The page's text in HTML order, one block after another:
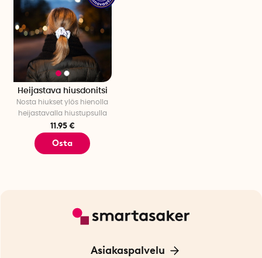
Heijastava hiusdonitsi
Nosta hiukset ylös hienolla
heijastavalla hiustupsulla
11.95 €
Osta
Asiakaspalvelu